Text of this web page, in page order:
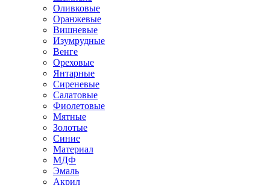
Оливковые
Оранжевые
Вишневые
Изумрудные
Венге
Ореховые
Янтарные
Сиреневые
Салатовые
Фиолетовые
Мятные
Золотые
Синие
Материал
МДФ
Эмаль
Акрил